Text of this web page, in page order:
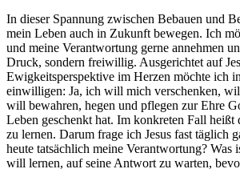
In dieser Spannung zwischen Bebauen und
mein Leben auch in Zukunft bewegen. Ich
und meine Verantwortung gerne annehmen
Druck, sondern freiwillig. Ausgerichtet auf
Ewigkeitsperspektive im Herzen möchte ich
einwilligen: Ja, ich will mich verschenken,
will bewahren, hegen und pflegen zur Ehre
Leben geschenkt hat. Im konkreten Fall heißt
zu lernen. Darum frage ich Jesus fast täglich
heute tatsächlich meine Verantwortung? Was
will lernen, auf seine Antwort zu warten,